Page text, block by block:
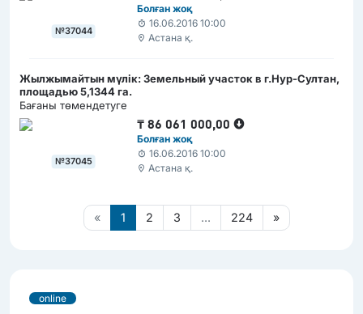
№37044
Болған жоқ
16.06.2016 10:00
Астана қ.
Жылжымайтын мүлік: Земельный участок в г.Нур-Султан,
площадью 5,1344 га.
Бағаны төмендетуге
№37045
₸86 061 000,00
Болған жоқ
16.06.2016 10:00
Астана қ.
« 1 2 3 ... 224 »
online